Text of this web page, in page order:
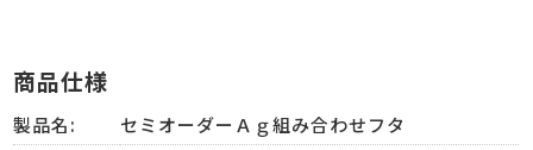
商品仕様
製品名:
セミオーダーＡｇ組み合わせフタ